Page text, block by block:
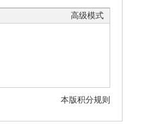
高级模式
本版积分规则